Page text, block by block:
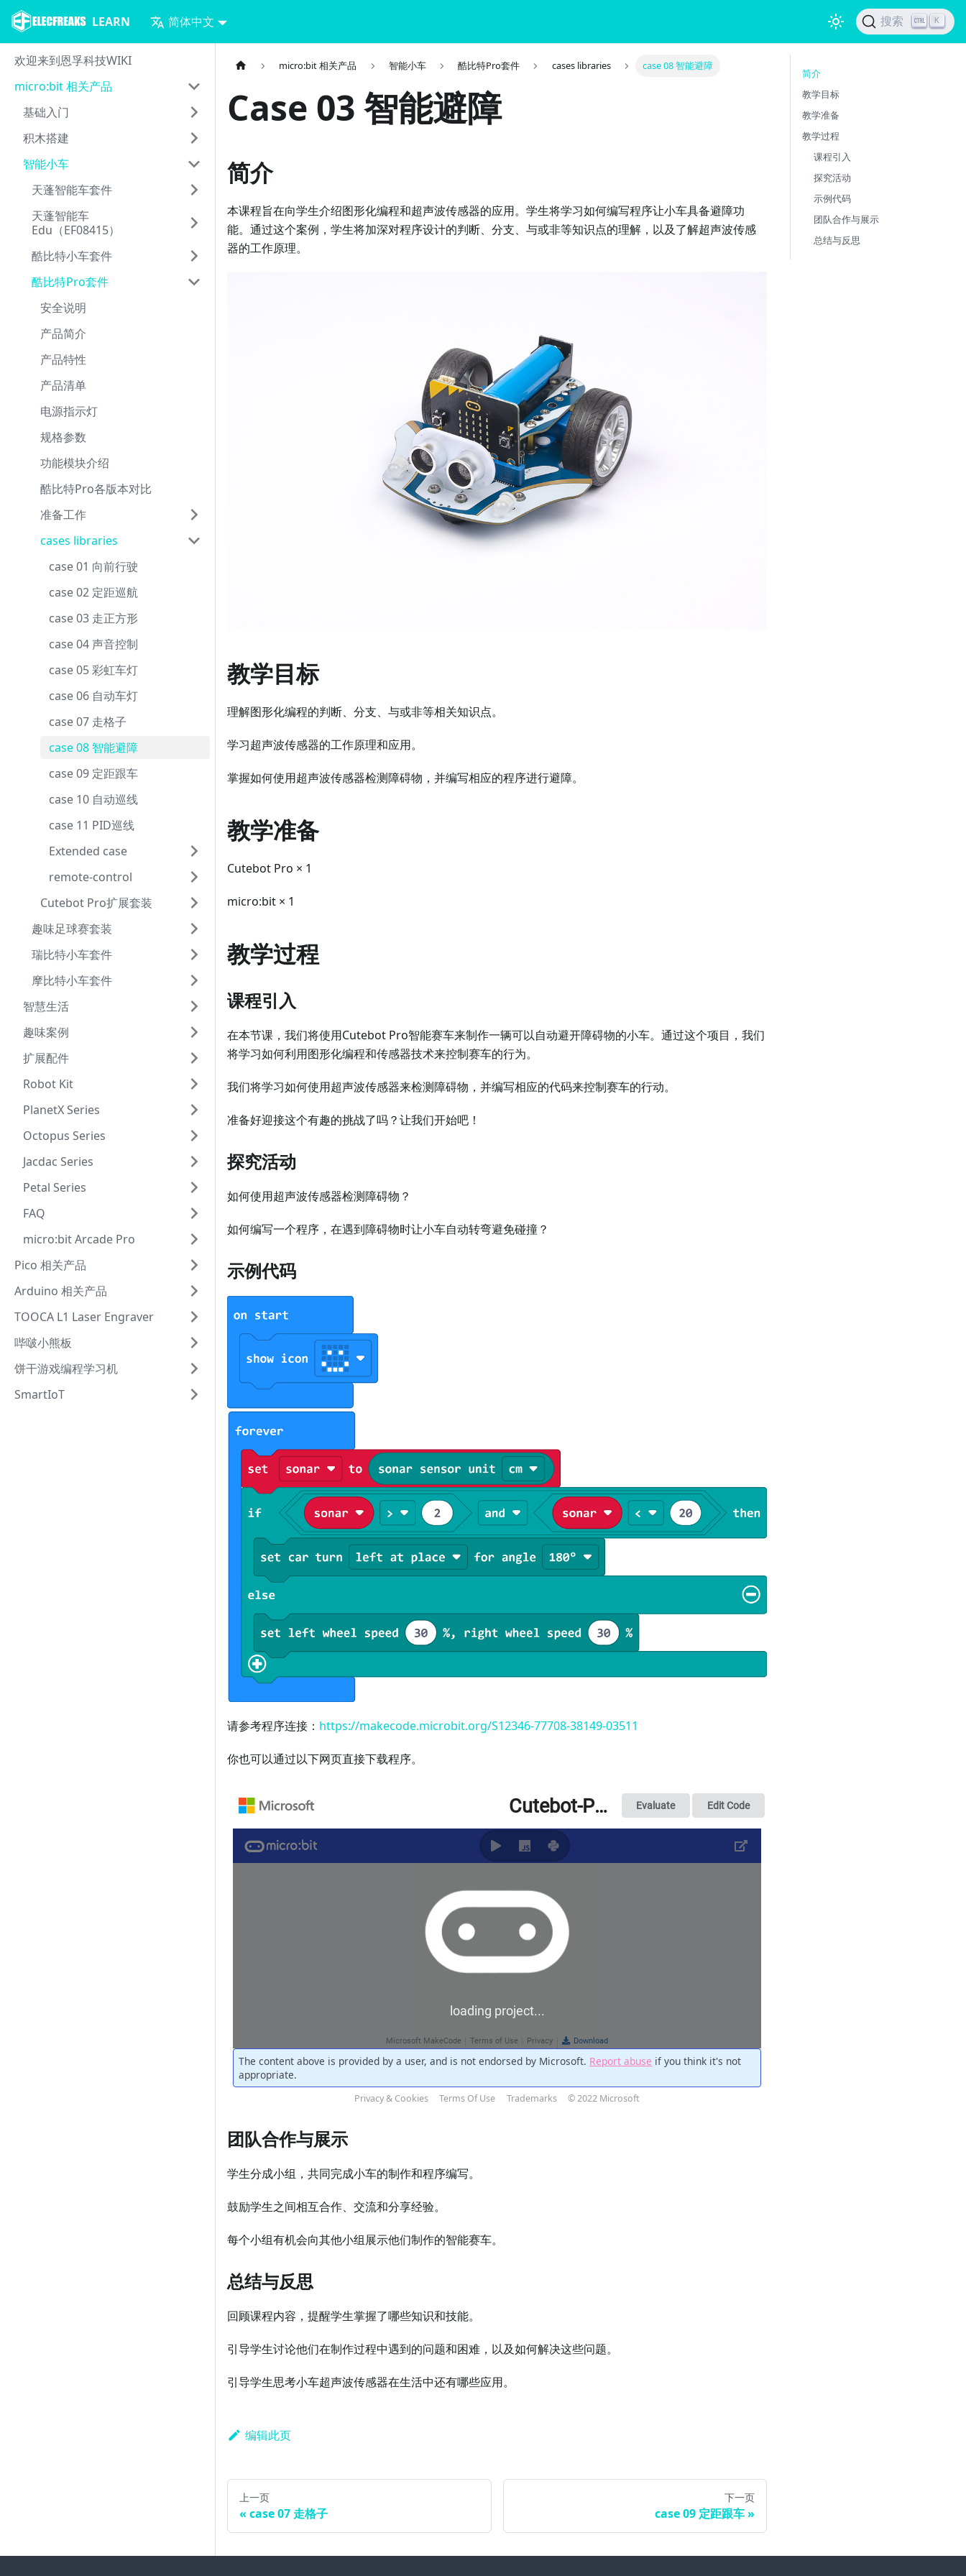
LEARN 简体中文 搜索 K
欢迎来到恩孚科技WIKI
micro:bit 相关产品
基础入门
积木搭建
智能小车
天蓬智能车套件
天蓬智能车
Edu（EF08415）
酷比特小车套件
酷比特Pro套件
安全说明
产品简介
产品特性
产品清单
电源指示灯
规格参数
功能模块介绍
酷比特Pro各版本对比
准备工作
cases libraries
case 01 向前行驶
case 02 定距巡航
case 03 走正方形
case 04 声音控制
case 05 彩虹车灯
case 06 自动车灯
case 07 走格子
case 08 智能避障
case 09 定距跟车
case 10 自动巡线
case 11 PID巡线
Extended case
remote-control
Cutebot Pro扩展套装
趣味足球赛套装
瑞比特小车套件
摩比特小车套件
智慧生活
趣味案例
扩展配件
Robot Kit
PlanetX Series
Octopus Series
Jacdac Series
Petal Series
FAQ
micro:bit Arcade Pro
Pico 相关产品
Arduino 相关产品
TOOCA L1 Laser Engraver
哔啵小熊板
饼干游戏编程学习机
SmartIoT
micro:bit 相关产品 智能小车 酷比特Pro套件 cases libraries case 08 智能避障
Case 03 智能避障
简介
本课程旨在向学生介绍图形化编程和超声波传感器的应用。学生将学习如何编写程序让小车具备避障功
能。通过这个案例，学生将加深对程序设计的判断、分支、与或非等知识点的理解，以及了解超声波传感
器的工作原理。
教学目标
理解图形化编程的判断、分支、与或非等相关知识点。
学习超声波传感器的工作原理和应用。
掌握如何使用超声波传感器检测障碍物，并编写相应的程序进行避障。
教学准备
Cutebot Pro × 1
micro:bit × 1
教学过程
课程引入
在本节课，我们将使用Cutebot Pro智能赛车来制作一辆可以自动避开障碍物的小车。通过这个项目，我们
将学习如何利用图形化编程和传感器技术来控制赛车的行为。
我们将学习如何使用超声波传感器来检测障碍物，并编写相应的代码来控制赛车的行动。
准备好迎接这个有趣的挑战了吗？让我们开始吧！
探究活动
如何使用超声波传感器检测障碍物？
如何编写一个程序，在遇到障碍物时让小车自动转弯避免碰撞？
示例代码
请参考程序连接： https://makecode.microbit.org/S12346-77708-38149-03511
你也可以通过以下网页直接下载程序。
团队合作与展示
学生分成小组，共同完成小车的制作和程序编写。
鼓励学生之间相互合作、交流和分享经验。
每个小组有机会向其他小组展示他们制作的智能赛车。
总结与反思
回顾课程内容，提醒学生掌握了哪些知识和技能。
引导学生讨论他们在制作过程中遇到的问题和困难，以及如何解决这些问题。
引导学生思考小车超声波传感器在生活中还有哪些应用。
编辑此页
上一页
case 07 走格子
下一页
case 09 定距跟车
简介
教学目标
教学准备
教学过程
课程引入
探究活动
示例代码
团队合作与展示
总结与反思